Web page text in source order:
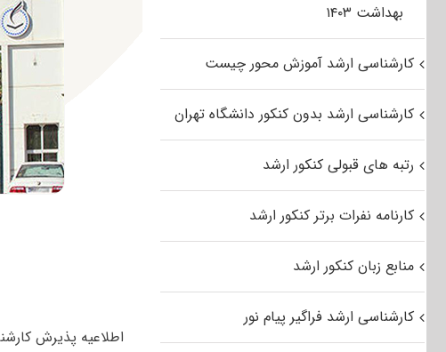
اطلاعیه پذیرش
بهداشت ۱۴۰۳
کارشناسی ارشد آموزش محور چیست
کارشناسی ارشد بدون کنکور دانشگاه تهران
رتبه های قبولی کنکور ارشد
کارنامه نفرات برتر کنکور ارشد
منابع زبان کنکور ارشد
کارشناسی ارشد فراگیر پیام نور